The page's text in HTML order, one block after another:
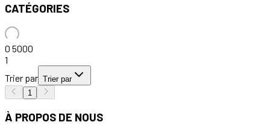
CATÉGORIES
0 5000
1
Trier par Trier par
1
À PROPOS DE NOUS